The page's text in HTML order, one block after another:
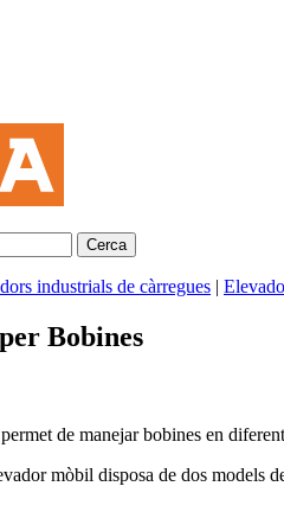
industrials de càrregues |
Bobines
de manejar bobines en
mòbil disposa de dos models